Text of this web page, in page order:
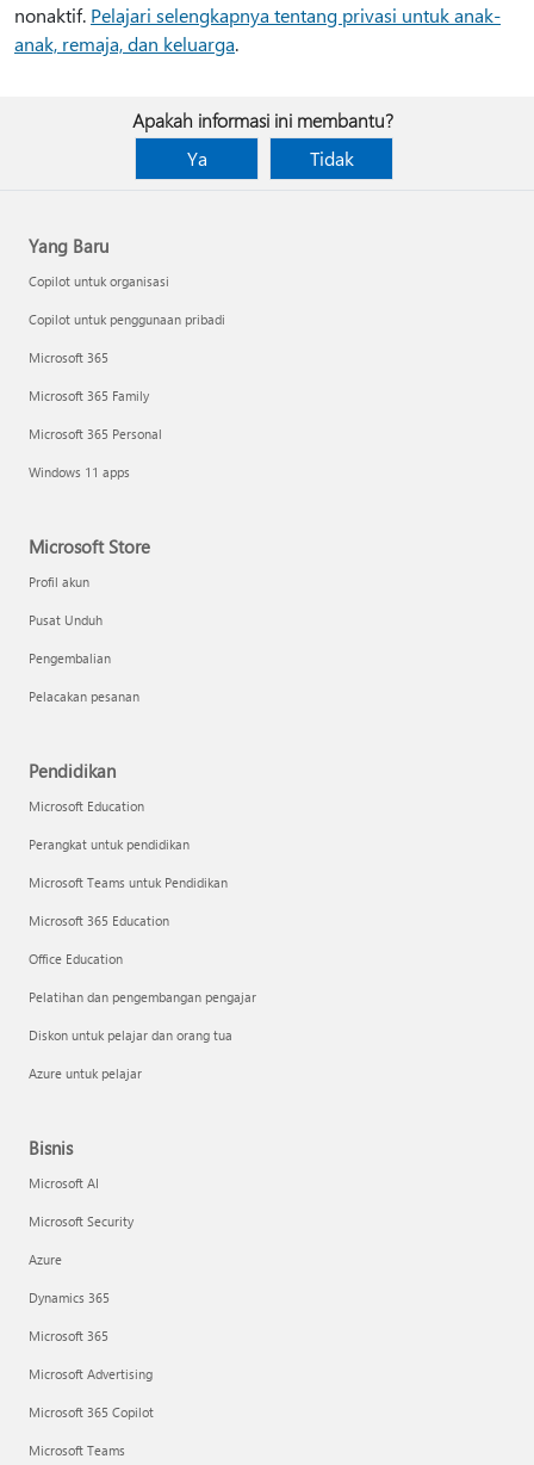
nonaktif. Pelajari selengkapnya tentang privasi untuk anak-
anak, remaja, dan keluarga.
Apakah informasi ini membantu?
Ya
Tidak
Yang Baru
Copilot untuk organisasi
Copilot untuk penggunaan pribadi
Microsoft 365
Microsoft 365 Family
Microsoft 365 Personal
Windows 11 apps
Microsoft Store
Profil akun
Pusat Unduh
Pengembalian
Pelacakan pesanan
Pendidikan
Microsoft Education
Perangkat untuk pendidikan
Microsoft Teams untuk Pendidikan
Microsoft 365 Education
Office Education
Pelatihan dan pengembangan pengajar
Diskon untuk pelajar dan orang tua
Azure untuk pelajar
Bisnis
Microsoft AI
Microsoft Security
Azure
Dynamics 365
Microsoft 365
Microsoft Advertising
Microsoft 365 Copilot
Microsoft Teams